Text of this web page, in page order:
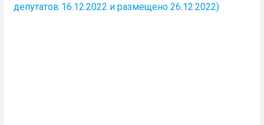
депутатов 16.12.2022 и размещено 26.12.2022)